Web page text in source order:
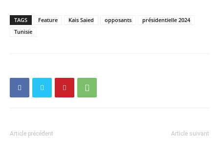
TAGS Feature Kais Saied opposants
présidentielle 2024
Tunisie
Article précédent Article suivant